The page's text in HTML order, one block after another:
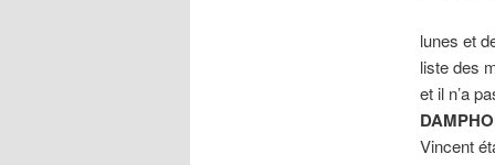
lunes et
liste des
et il n’a
Vincent